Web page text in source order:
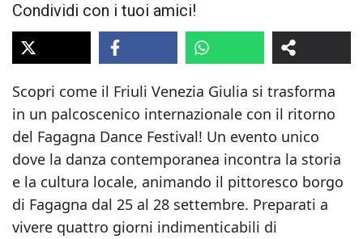
Condividi con i tuoi amici!
Scopri come il Friuli Venezia Giulia si trasforma
in un palcoscenico internazionale con il ritorno
del Fagagna Dance Festival! Un evento unico
dove la danza contemporanea incontra la storia
e la cultura locale, animando il pittoresco borgo
di Fagagna dal 25 al 28 settembre. Preparati a
vivere quattro giorni indimenticabili di